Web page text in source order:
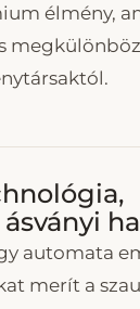
élmény,
automata
merít a